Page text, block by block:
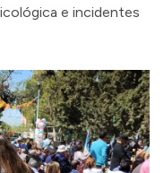
e incidentes